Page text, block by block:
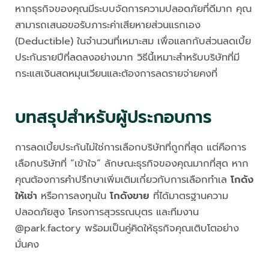
หากธุรกิจของคุณมีระบบจัดการความปลอดภัยที่ดีมาก คุณ
สามารถเสนอขอรับภาระค่าเสียหายส่วนแรกเอง
(Deductible) ในจำนวนที่เหมาะสม เพื่อแลกกับส่วนลดเบี้ย
ประกันรายปีที่ลดลงอย่างมาก วิธีนี้เหมาะสำหรับบริษัทที่มี
กระแสเงินสดหมุนเวียนและต้องการลดรายจ่ายคงที่
บทสรุปสำหรับผู้ประกอบการ
การลดเบี้ยประกันไม่ใช่การเลือกบริษัทที่ถูกที่สุด แต่คือการ
เลือกบริษัทที่ “เข้าใจ” ลักษณะธุรกิจของคุณมากที่สุด หาก
คุณต้องการคำปรึกษาเพิ่มเติมเกี่ยวกับการเลือกทำเลโกดัง
ให้เช่า หรือการลงทุนในโกดังขาย ที่ได้มาตรฐานความ
ปลอดภัยสูง โครงการสุวรรณบุตร และทีมงาน
@park.factory พร้อมเป็นคู่คิดให้ธุรกิจคุณเติบโตอย่าง
มั่นคง